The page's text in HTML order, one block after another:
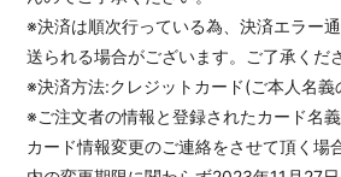
※決済は順次行っている為、決済エラー
送られる場合がございます。ご了承くだ
※決済方法:クレジットカード(ご本人名義
※ご注文者の情報と登録されたカード名
カード情報変更のご連絡をさせて頂く場